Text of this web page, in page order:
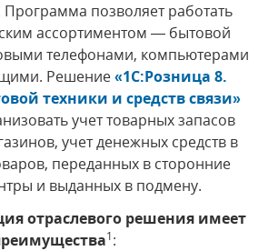
Программа позволяет работать
ассортиментом — бытовой
телефонами, компьютерами
Решение«1С:Розница 8.
техники и средств связи»
учет товарных запасов
учет денежных средств в
переданных в сторонние
и выданных в подмену.
отраслевого решения имеет
1: